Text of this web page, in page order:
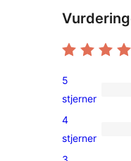
1
5-
star
5
stjerner
0
4-
4
stjerner